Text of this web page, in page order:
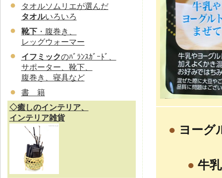
タオルソムリエが選んだ
タオルいろいろ
靴下・腹巻き、
レッグウォーマー
イフミックのﾊﾞﾗﾝｽｶﾞｰﾄﾞ、
サポーター、靴下、
腹巻き、寝具など
書 籍
◇癒しのインテリア、
インテリア雑貨
● ヨーグ
● 牛